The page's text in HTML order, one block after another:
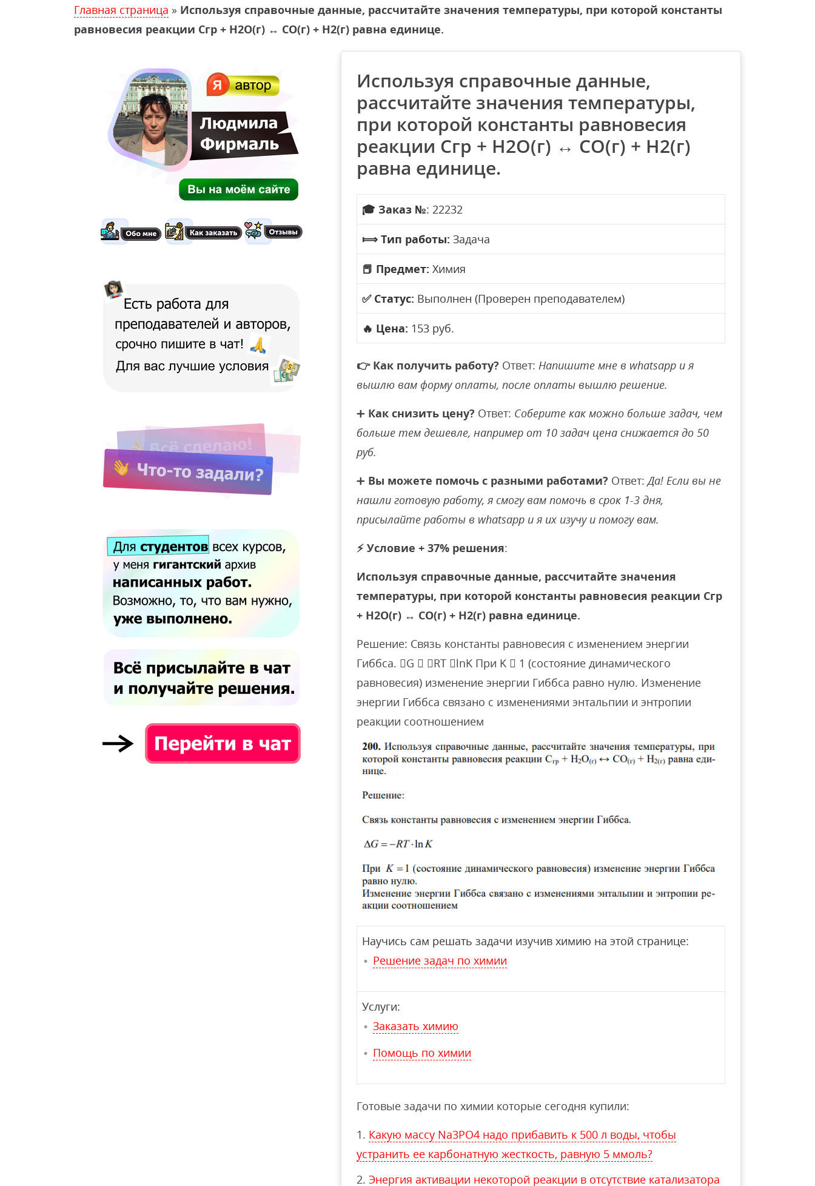
Главная страница » Используя справочные данные, рассчитайте значения температуры, при которой константы
равновесия реакции Сгр + H2O(г) ↔ CO(г) + H2(г) равна единице.
Используя справочные данные,
рассчитайте значения температуры,
при которой константы равновесия
реакции Сгр + H2O(г) ↔ CO(г) + H2(г)
равна единице.
🎓 Заказ №: 22232
⟾ Тип работы: Задача
📕 Предмет: Химия
✅ Статус: Выполнен (Проверен преподавателем)
🔥 Цена: 153 руб.
👉 Как получить работу? Ответ: Напишите мне в whatsapp и я
вышлю вам форму оплаты, после оплаты вышлю решение.
➕ Как снизить цену? Ответ: Соберите как можно больше задач, чем
больше тем дешевле, например от 10 задач цена снижается до 50
руб.
➕ Вы можете помочь с разными работами? Ответ:Да! Если вы не
нашли готовую работу, я смогу вам помочь в срок 1-3 дня,
присылайте работы в whatsapp и я их изучу и помогу вам.
⚡ Условие + 37% решения:
Используя справочные данные, рассчитайте значения
температуры, при которой константы равновесия реакции Сгр
+ H2O(г) ↔ CO(г) + H2(г) равна единице.
Решение: Связь константы равновесия с изменением энергии
Гиббса. G  RT lnK При K  1 (состояние динамического
равновесия) изменение энергии Гиббса равно нулю. Изменение
энергии Гиббса связано с изменениями энтальпии и энтропии
реакции соотношением
Научись сам решать задачи изучив химию на этой странице:
Решение задач по химии
Услуги:
Заказать химию
Помощь по химии
Готовые задачи по химии которые сегодня купили:
Какую массу Na3PO4 надо прибавить к 500 л воды, чтобы
устранить ее карбонатную жесткость, равную 5 ммоль?
Энергия активации некоторой реакции в отсутствие катализатора